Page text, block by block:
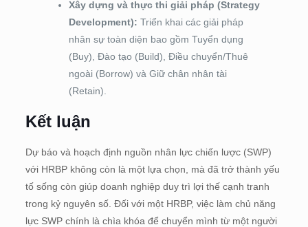
Xây dựng và thực thi giải pháp (Strategy
Development): Triển khai các giải pháp
nhân sự toàn diện bao gồm Tuyển dụng
(Buy), Đào tạo (Build), Điều chuyển/Thuê
ngoài (Borrow) và Giữ chân nhân tài
(Retain).
Kết luận
Dự báo và hoạch định nguồn nhân lực chiến lược (SWP)
với HRBP không còn là một lựa chọn, mà đã trở thành yếu
tố sống còn giúp doanh nghiệp duy trì lợi thế cạnh tranh
trong kỷ nguyên số. Đối với một HRBP, việc làm chủ năng
lực SWP chính là chìa khóa để chuyển mình từ một người